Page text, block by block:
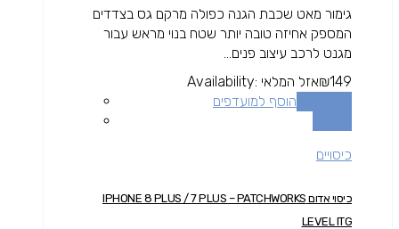
גימור מאט שכבת הגנה כפולה מרקם גס בצדדים
המספק אחיזה טובה יותר שטח בנוי מראש עבור
מגנט לרכב עיצוב פנים...
₪149
Availability: אזל המלאי
הוסף למועדפים
כיסויים
כיסוי אדום IPHONE 8 PLUS / 7 PLUS – PATCHWORKS
LEVEL ITG